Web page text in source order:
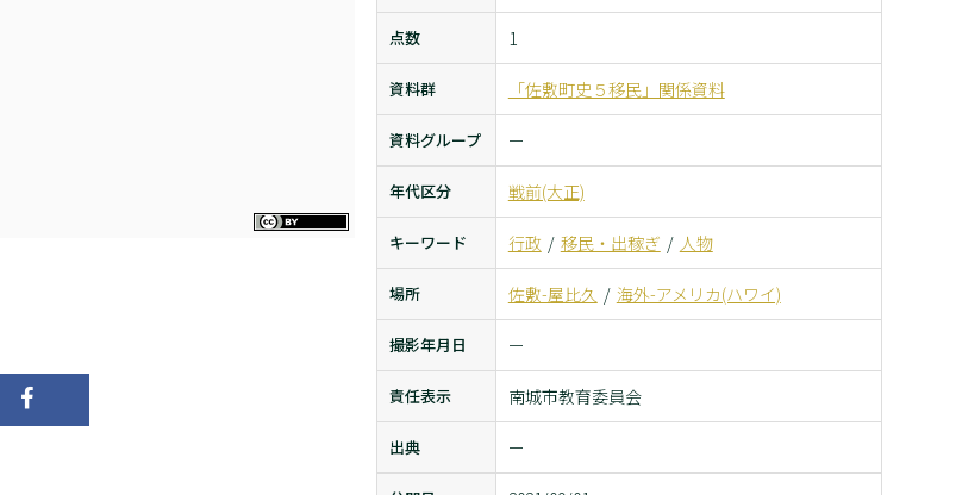
点数 1
資料群 「佐敷町史５移民」関係資料
資料グループ ー
年代区分 戦前(大正)
キーワード 行政 移民・出稼ぎ 人物
場所 佐敷-屋比久 海外-アメリカ(ハワイ)
撮影年月日 ー
責任表示 南城市教育委員会
出典 ー